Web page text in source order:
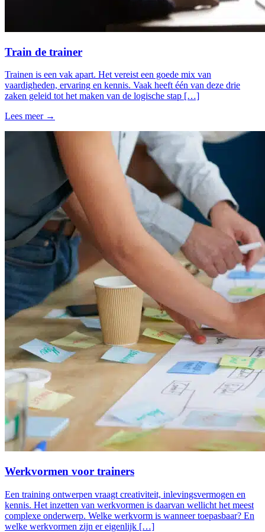
Train de trainer
Trainen is een vak apart. Het vereist een goede mix van
vaardigheden, ervaring en kennis. Vaak heeft één van deze drie
zaken geleid tot het maken van de logische stap […]
Lees meer →
Werkvormen voor trainers
Een training ontwerpen vraagt creativiteit, inlevingsvermogen en
kennis. Het inzetten van werkvormen is daarvan wellicht het meest
complexe onderwerp. Welke werkvorm is wanneer toepasbaar? En
welke werkvormen zijn er eigenlijk […]